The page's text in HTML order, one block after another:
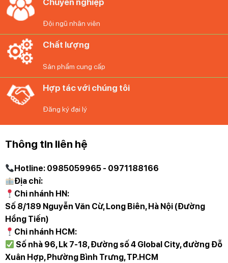
Chuyên nghiệp
Đội ngũ nhân viên
Chất lượng
Sản phẩm cung cấp
Hợp tác với chúng tôi
Đăng ký đại lý
Thông tin liên hệ
Hotline: 0985059965 - 0971188166
Địa chỉ:
Chi nhánh HN:
Số 8/189 Nguyễn Văn Cừ, Long Biên, Hà Nội (Đường
Hồng Tiến)
Chi nhánh HCM:
Số nhà 96, Lk 7-18, Đường số 4 Global City, đường Đỗ
Xuân Hợp, Phường Bình Trưng, TP.HCM